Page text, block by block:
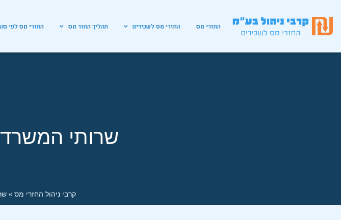
החזרי מס החזרי מס לשכירים תהליך החזר מס החזרי מס לפי
שרותי
קרבי ניהול החזרי מס »